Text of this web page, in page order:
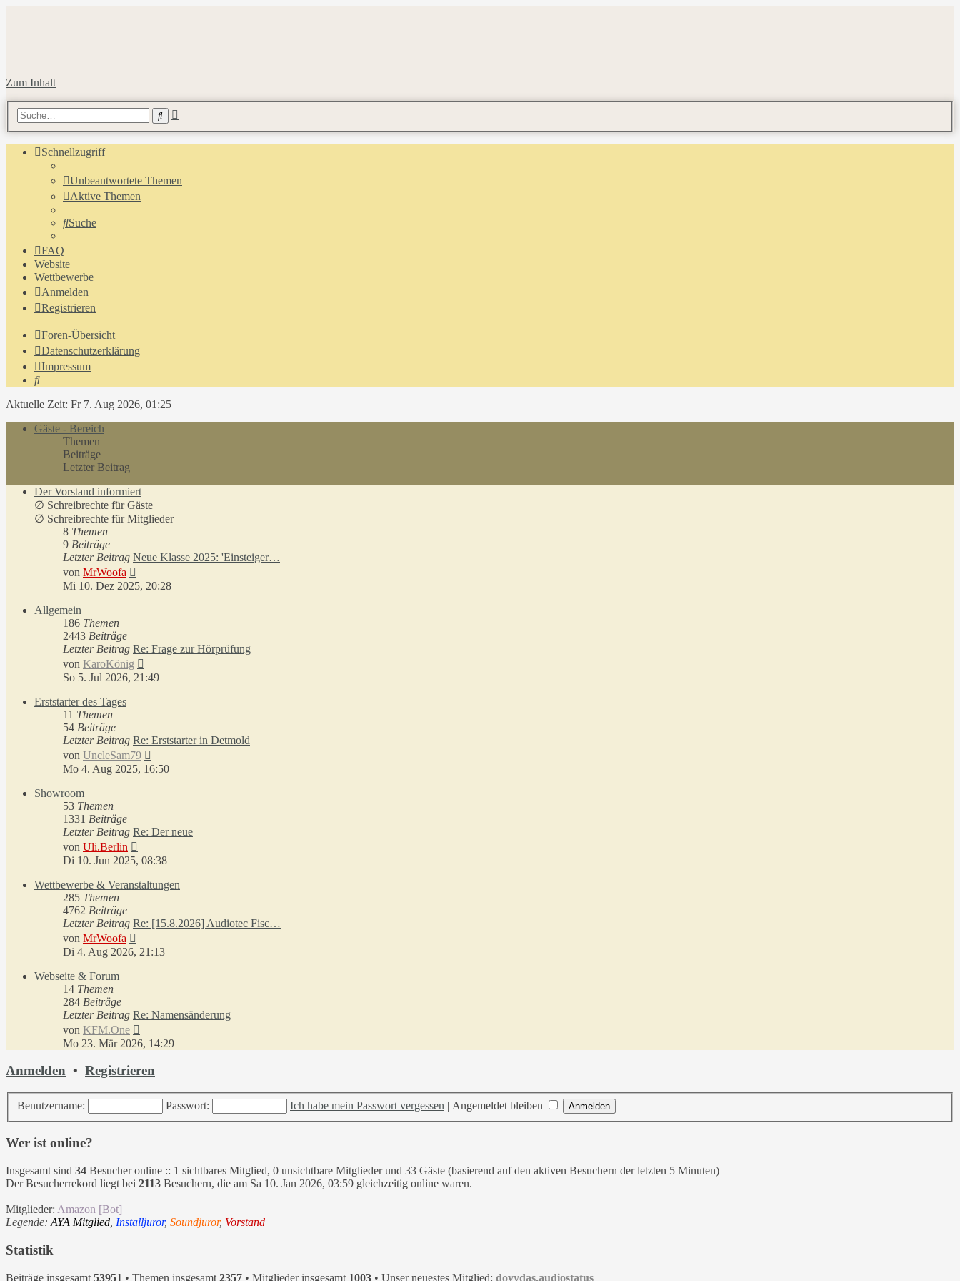
Zum Inhalt
Suche
Schnellzugriff
Unbeantwortete Themen
Aktive Themen
Suche
FAQ
Website
Wettbewerbe
Anmelden
Registrieren
Foren-Übersicht
Datenschutzerklärung
Impressum
Suche
Aktuelle Zeit: Fr 7. Aug 2026, 01:25
Gäste - Bereich
Themen
Beiträge
Letzter Beitrag
Der Vorstand informiert
∅ Schreibrechte für Gäste
∅ Schreibrechte für Mitglieder
8 Themen
9 Beiträge
Letzter Beitrag Neue Klasse 2025: 'Einsteiger…
von MrWoofa
Beitrag
Mi 10. Dez 2025, 20:28
Allgemein
186 Themen
2443 Beiträge
Letzter Beitrag Re: Frage zur Hörprüfung
von KaroKönig
Beitrag
So 5. Jul 2026, 21:49
Erststarter des Tages
11 Themen
54 Beiträge
Letzter Beitrag Re: Erststarter in Detmold
von UncleSam79
Beitrag
Mo 4. Aug 2025, 16:50
Showroom
53 Themen
1331 Beiträge
Letzter Beitrag Re: Der neue
von Uli.Berlin
Beitrag
Di 10. Jun 2025, 08:38
Wettbewerbe & Veranstaltungen
285 Themen
4762 Beiträge
Letzter Beitrag Re: [15.8.2026] Audiotec Fisc…
von MrWoofa
Beitrag
Di 4. Aug 2026, 21:13
Webseite & Forum
14 Themen
284 Beiträge
Letzter Beitrag Re: Namensänderung
von KFM.One
Beitrag
Mo 23. Mär 2026, 14:29
Anmelden • Registrieren
Benutzername: Passwort: Ich habe mein Passwort vergessen | Angemeldet bleiben
Wer ist online?
Insgesamt sind 34 Besucher online :: 1 sichtbares Mitglied, 0 unsichtbare Mitglieder und 33 Gäste (basierend auf den aktiven Besuchern der letzten 5 Minuten)
Der Besucherrekord liegt bei 2113 Besuchern, die am Sa 10. Jan 2026, 03:59 gleichzeitig online waren.
Mitglieder: Amazon [Bot]
Legende: AYA Mitglied Installjuror, Soundjuror, Vorstand
Statistik
Beiträge insgesamt 53951 • Themen insgesamt 2357 • Mitglieder insgesamt 1003 • Unser neuestes Mitglied: dovydas.audiostatus